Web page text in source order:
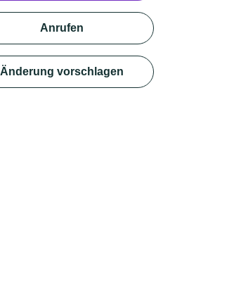
Anrufen
Änderung vorschlagen